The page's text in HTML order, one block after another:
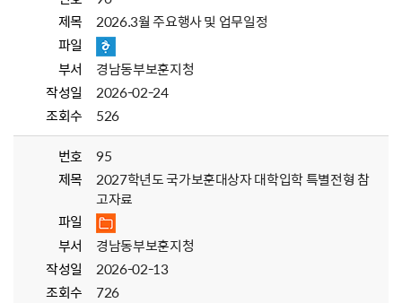
제목
2026.3월 주요행사 및 업무일정
파일
부서
경남동부보훈지청
작성일
2026-02-24
조회수
526
번호
95
제목
2027학년도 국가보훈대상자 대학입학 특별전형 참
고자료
파일
부서
경남동부보훈지청
작성일
2026-02-13
조회수
726